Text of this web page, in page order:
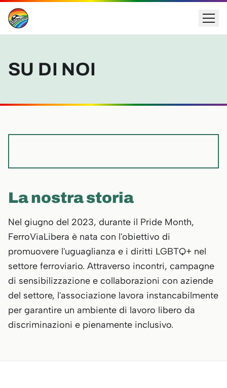
SU DI NOI
La nostra storia
Nel giugno del 2023, durante il Pride Month,
FerroViaLibera è nata con l'obiettivo di
promuovere l'uguaglianza e i diritti LGBTQ+ nel
settore ferroviario. Attraverso incontri, campagne
di sensibilizzazione e collaborazioni con aziende
del settore, l'associazione lavora instancabilmente
per garantire un ambiente di lavoro libero da
discriminazioni e pienamente inclusivo.